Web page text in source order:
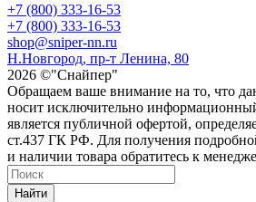
+7 (800) 333-16-53
+7 (800) 333-16-53
shop@sniper-nn.ru
Н.Новгород, пр-т Ленина, 80
2026 ©"Снайпер"
Обращаем ваше внимание на то, что
носит исключительно
является публичной офертой,
ст.437 ГК РФ. Для получения
и наличии товара обратитесь к
Найти